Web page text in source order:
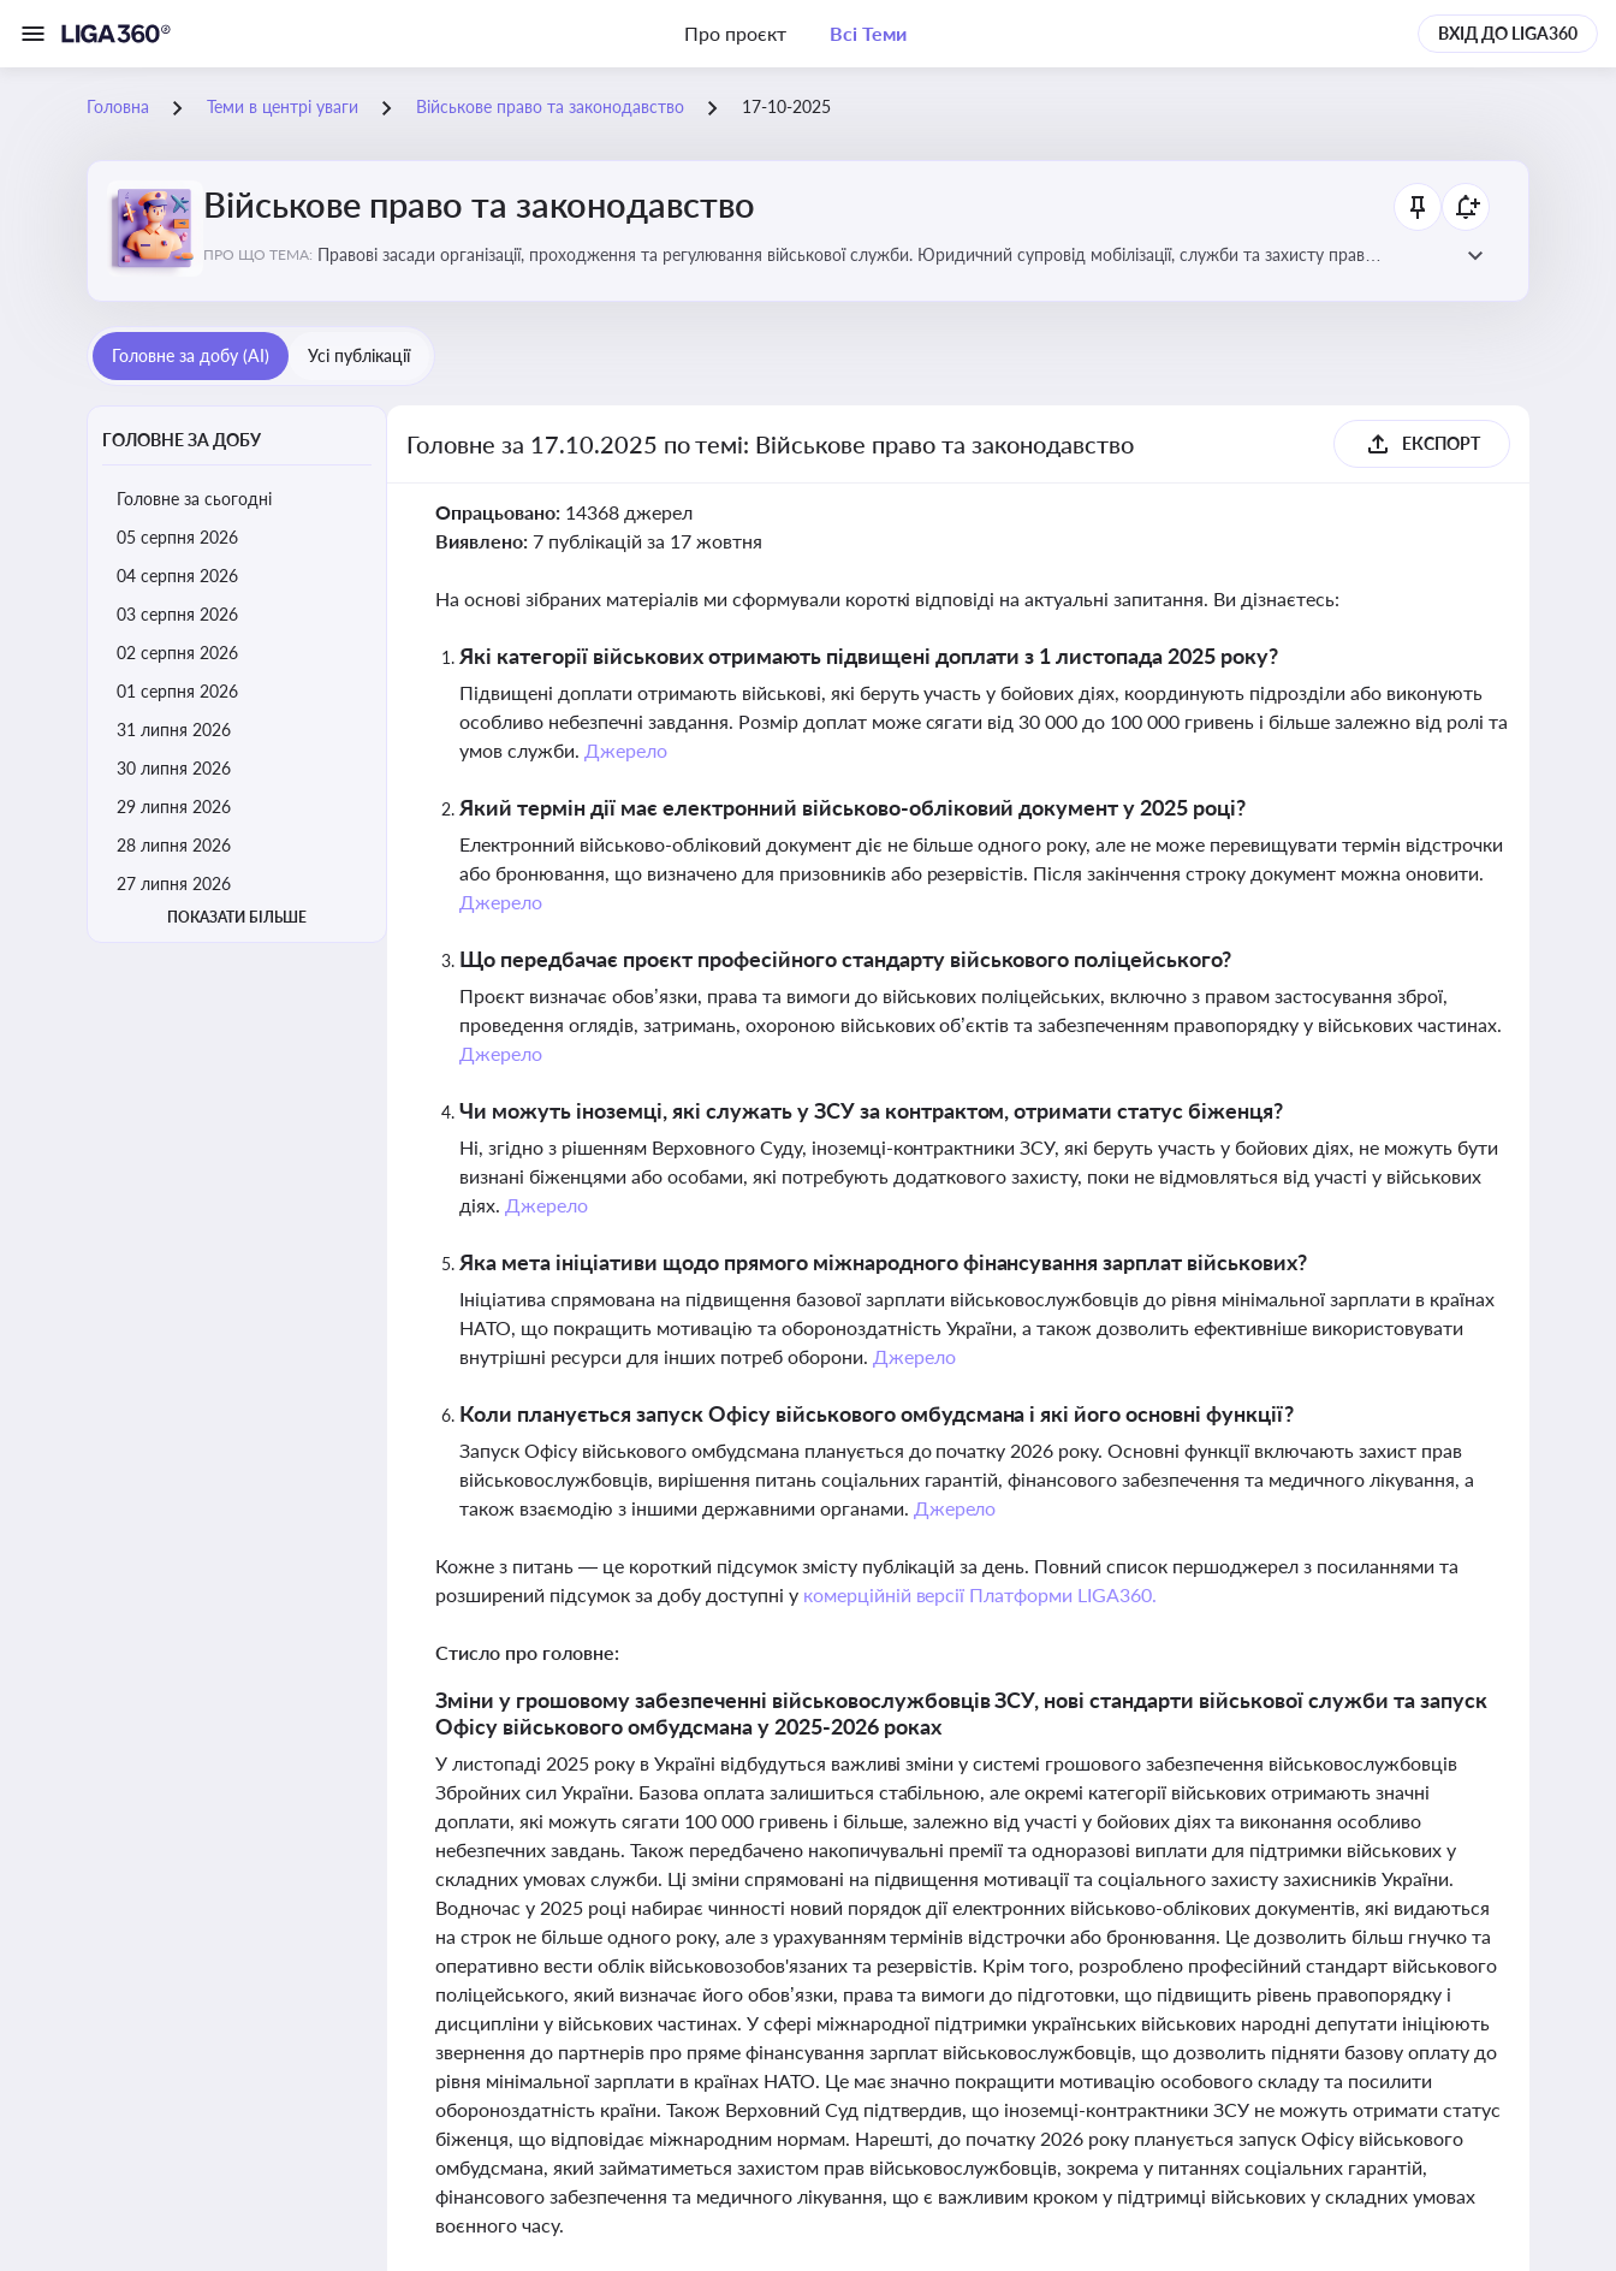
Про проєкт Всі Теми ВХІД ДО LIGA360
Головна Теми в центрі уваги Військове право та законодавство 17-10-2025
Військове право та законодавство
ПРО ЩО ТЕМА: Правові засади організації, проходження та регулювання військової служби. Юридичний супровід мобілізації, служби та захисту прав
Головне за добу (AI) Усі публікації
ГОЛОВНЕ ЗА ДОБУ
Головне за сьогодні
05 серпня 2026
04 серпня 2026
03 серпня 2026
02 серпня 2026
01 серпня 2026
31 липня 2026
30 липня 2026
29 липня 2026
28 липня 2026
27 липня 2026
ПОКАЗАТИ БІЛЬШЕ
Головне за 17.10.2025 по темі: Військове право та законодавство ЕКСПОРТ
Опрацьовано: 14368 джерел
Виявлено: 7 публікацій за 17 жовтня
На основі зібраних матеріалів ми сформували короткі відповіді на актуальні запитання. Ви дізнаєтесь:
Які категорії військових отримають підвищені доплати з 1 листопада 2025 року?
Підвищені доплати отримають військові, які беруть участь у бойових діях, координують підрозділи або виконують
особливо небезпечні завдання. Розмір доплат може сягати від 30 000 до 100 000 гривень і більше залежно від ролі та
умов служби. Джерело
Який термін дії має електронний військово-обліковий документ у 2025 році?
Електронний військово-обліковий документ діє не більше одного року, але не може перевищувати термін відстрочки
або бронювання, що визначено для призовників або резервістів. Після закінчення строку документ можна оновити.
Джерело
Що передбачає проєкт професійного стандарту військового поліцейського?
Проєкт визначає обов’язки, права та вимоги до військових поліцейських, включно з правом застосування зброї,
проведення оглядів, затримань, охороною військових об’єктів та забезпеченням правопорядку у військових частинах.
Джерело
Чи можуть іноземці, які служать у ЗСУ за контрактом, отримати статус біженця?
Ні, згідно з рішенням Верховного Суду, іноземці-контрактники ЗСУ, які беруть участь у бойових діях, не можуть бути
визнані біженцями або особами, які потребують додаткового захисту, поки не відмовляться від участі у військових
діях. Джерело
Яка мета ініціативи щодо прямого міжнародного фінансування зарплат військових?
Ініціатива спрямована на підвищення базової зарплати військовослужбовців до рівня мінімальної зарплати в країнах
НАТО, що покращить мотивацію та обороноздатність України, а також дозволить ефективніше використовувати
внутрішні ресурси для інших потреб оборони. Джерело
Коли планується запуск Офісу військового омбудсмана і які його основні функції?
Запуск Офісу військового омбудсмана планується до початку 2026 року. Основні функції включають захист прав
військовослужбовців, вирішення питань соціальних гарантій, фінансового забезпечення та медичного лікування, а
також взаємодію з іншими державними органами. Джерело
Кожне з питань — це короткий підсумок змісту публікацій за день. Повний список першоджерел з посиланнями та
розширений підсумок за добу доступні у комерційній версії Платформи LIGA360.
Стисло про головне:
Зміни у грошовому забезпеченні військовослужбовців ЗСУ, нові стандарти військової служби та запуск
Офісу військового омбудсмана у 2025-2026 роках
У листопаді 2025 року в Україні відбудуться важливі зміни у системі грошового забезпечення військовослужбовців
Збройних сил України. Базова оплата залишиться стабільною, але окремі категорії військових отримають значні
доплати, які можуть сягати 100 000 гривень і більше, залежно від участі у бойових діях та виконання особливо
небезпечних завдань. Також передбачено накопичувальні премії та одноразові виплати для підтримки військових у
складних умовах служби. Ці зміни спрямовані на підвищення мотивації та соціального захисту захисників України.
Водночас у 2025 році набирає чинності новий порядок дії електронних військово-облікових документів, які видаються
на строк не більше одного року, але з урахуванням термінів відстрочки або бронювання. Це дозволить більш гнучко та
оперативно вести облік військовозобов'язаних та резервістів. Крім того, розроблено професійний стандарт військового
поліцейського, який визначає його обов’язки, права та вимоги до підготовки, що підвищить рівень правопорядку і
дисципліни у військових частинах. У сфері міжнародної підтримки українських військових народні депутати ініціюють
звернення до партнерів про пряме фінансування зарплат військовослужбовців, що дозволить підняти базову оплату до
рівня мінімальної зарплати в країнах НАТО. Це має значно покращити мотивацію особового складу та посилити
обороноздатність країни. Також Верховний Суд підтвердив, що іноземці-контрактники ЗСУ не можуть отримати статус
біженця, що відповідає міжнародним нормам. Нарешті, до початку 2026 року планується запуск Офісу військового
омбудсмана, який займатиметься захистом прав військовослужбовців, зокрема у питаннях соціальних гарантій,
фінансового забезпечення та медичного лікування, що є важливим кроком у підтримці військових у складних умовах
воєнного часу.